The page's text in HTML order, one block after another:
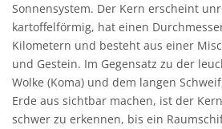
Sonnensystem. Der Kern erscheint
kartoffelförmig, hat einen
Kilometern und besteht aus einer
und Gestein. Im Gegensatz zu der
Wolke (Koma) und dem langen
Erde aus sichtbar machen, ist der
schwer zu erkennen, bis ein